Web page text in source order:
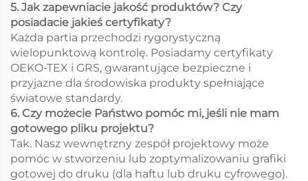
5. Jak zapewniacie jakość produktów? Czy
posiadacie jakieś certyfikaty?
Każda partia przechodzi rygorystyczną
wielopunktową kontrolę. Posiadamy certyfikaty
OEKO-TEX i GRS, gwarantujące bezpieczne i
przyjazne dla środowiska produkty spełniające
światowe standardy.
6. Czy możecie Państwo pomóc mi, jeśli nie mam
gotowego pliku projektu?
Tak. Nasz wewnętrzny zespół projektowy może
pomóc w stworzeniu lub zoptymalizowaniu grafiki
gotowej do druku (dla haftu lub druku cyfrowego).